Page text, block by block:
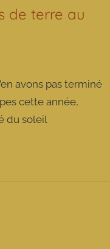
de terre au
avons pas terminé
cette année,
du soleil